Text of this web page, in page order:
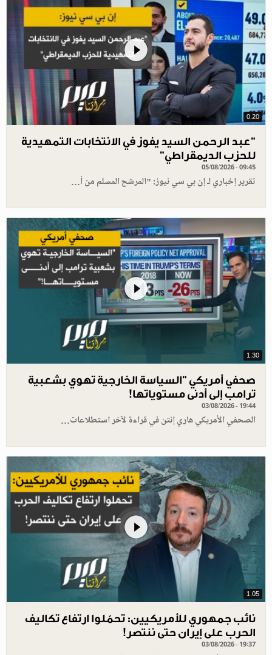
0.20
"عبد الرحمن السيد يفوز في الانتخابات التمهيدية
للحزب الديمقراطي"
05/08/2026 - 09:45
تقرير إخباري لـ إن بي سي نيوز: "المرشح المسلم من أ…
1.30
صحفي أمريكي "السياسة الخارجية تهوي بشعبية
ترامب إلى أدنى مستوياتها!
03/08/2026 - 19:44
الصحفي الأمريكي هاري إنتن في قراءة لآخر استطلاعات…
1.05
نائب جمهوري للأمريكيين: تحمّلوا ارتفاع تكاليف
الحرب على إيران حتى ننتصر!
03/08/2026 - 19:37